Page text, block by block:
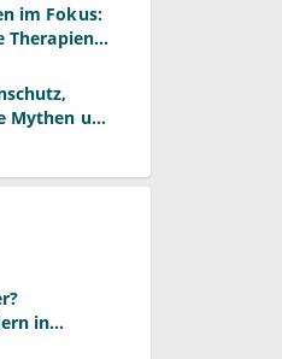
im Fokus:
Therapien
Mythen und
in